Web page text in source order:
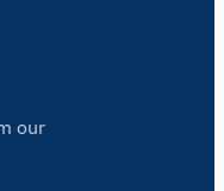
our